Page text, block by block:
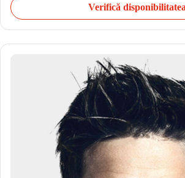
Verifică disponibilitatea